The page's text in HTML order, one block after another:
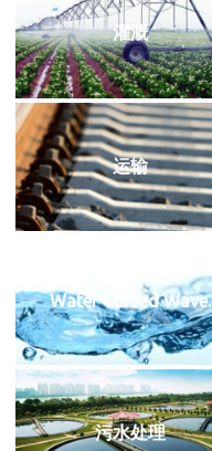
灌溉
运输
Water Curved Wave.
污水处理